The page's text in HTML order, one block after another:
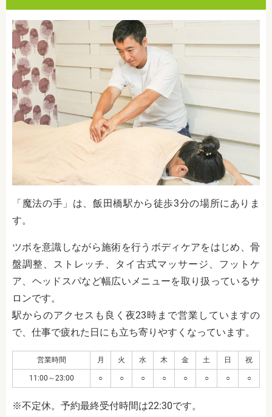
「魔法の手」は、飯田橋駅から徒歩3分の場所にありま
す。
ツボを意識しながら施術を行うボディケアをはじめ、骨
盤調整、ストレッチ、タイ古式マッサージ、フットケ
ア、ヘッドスパなど幅広いメニューを取り扱っているサ
ロンです。
駅からのアクセスも良く夜23時まで営業していますの
で、仕事で疲れた日にも立ち寄りやすくなっています。
営業時間 月 火 水 木 金 土 日 祝
11:00～23:00 ○ ○ ○ ○ ○ ○ ○ ○
※不定休。予約最終受付時間は22:30です。